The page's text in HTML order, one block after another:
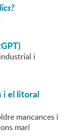
i
i el litoral
mancances i
marí